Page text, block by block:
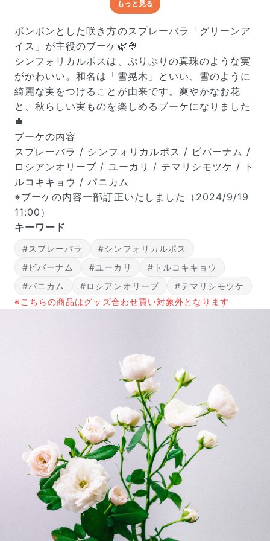
どんな梱包で届くの？
出荷前に水揚げ（花が水を吸いやすくなる処理）を施
し、専用ボックスに丁寧に梱包してお届けしています。
きゅっとまとめられて一見窮屈そうに見えますが、輸送
中の衝撃による折れや擦れを軽減する効果があります。
届いたお花に元気がなかったら？
もし届いたお花に「枯れている」「折れている」などの
不備があった場合は、些細なことでもお気軽にサポート
までご連絡ください。ご返金にて補償いたします。
もっと見る
ポンポンとした咲き方のスプレーバラ「グリーンア
イス」が主役のブーケ🌿🍨
シンフォリカルポスは、ぷりぷりの真珠のような実
がかわいい。和名は「雪晃木」といい、雪のように
綺麗な実をつけることが由来です。爽やかなお花
と、秋らしい実ものを楽しめるブーケになりました
🍁
ブーケの内容
スプレーバラ / シンフォリカルポス / ビバーナム /
ロシアンオリーブ / ユーカリ / テマリシモツケ / ト
ルコキキョウ / パニカム
※ブーケの内容一部訂正いたしました（2024/9/19
11:00）
キーワード
#スプレーバラ
#シンフォリカルポス
#ビバーナム
#ユーカリ
#トルコキキョウ
#パニカム
#ロシアンオリーブ
#テマリシモツケ
※こちらの商品はグッズ合わせ買い対象外となります